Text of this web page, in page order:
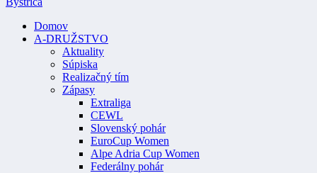
Domov
A-DRUŽSTVO
Aktuality
Súpiska
Realizačný tím
Zápasy
Extraliga
CEWL
Slovenský pohár
EuroCup Women
Alpe Adria Cup Women
Federálny pohár